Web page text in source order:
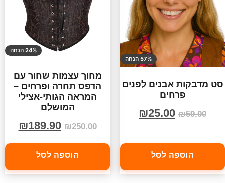
57% הנחה
סט מדבקות אבנים לפנים
פרחים
₪59.00
₪25.00
הוספה לסל
24% הנחה
מחוך עצמות שחור עם
הדפס תחרה ופרחים –
המראה הגותי-אצילי
המושלם
₪250.00
₪189.90
הוספה לסל